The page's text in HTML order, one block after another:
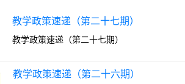
教学政策速递（第二十七期）
教学政策速递（第二十七期）
教学政策速递（第二十六期）